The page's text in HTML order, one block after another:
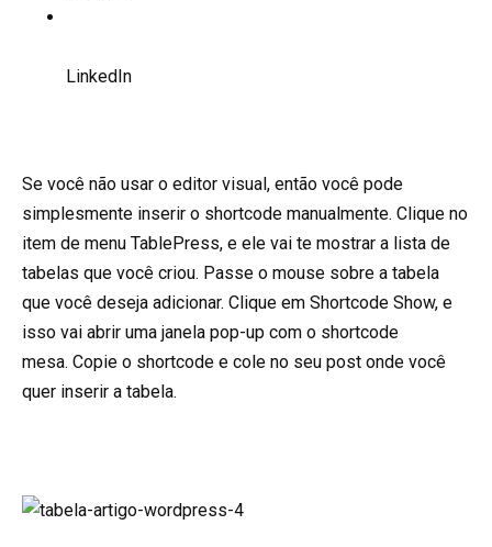
LinkedIn
Se você não usar o editor visual, então você pode
simplesmente inserir o shortcode manualmente. Clique no
item de menu TablePress, e ele vai te mostrar a lista de
tabelas que você criou. Passe o mouse sobre a tabela
que você deseja adicionar. Clique em Shortcode Show, e
isso vai abrir uma janela pop-up com o shortcode
mesa. Copie o shortcode e cole no seu post onde você
quer inserir a tabela.